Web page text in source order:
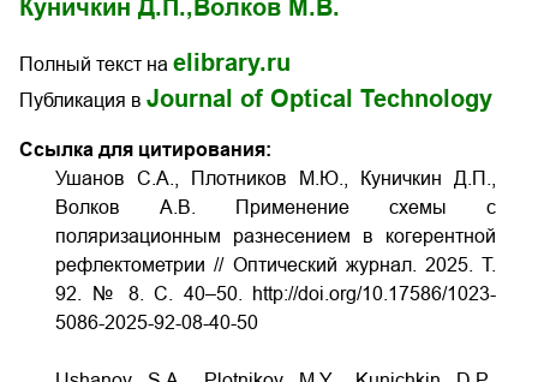
Куничкин Д.П., Волков М.В.
Полный текст на elibrary.ru
Публикация в Journal of Optical Technology
Ссылка для цитирования:
Ушанов С.А., Плотников М.Ю., Куничкин Д.П.,
Волков А.В. Применение схемы с
поляризационным разнесением в когерентной
рефлектометрии // Оптический журнал. 2025. Т.
92. № 8. С. 40–50. http://doi.org/10.17586/1023-
5086-2025-92-08-40-50